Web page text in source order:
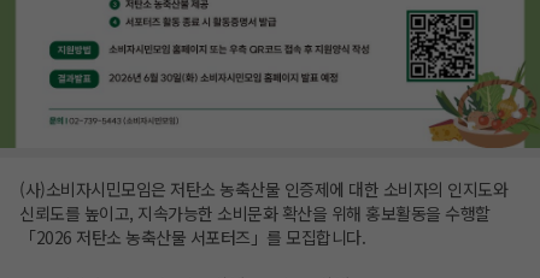
(사)소비자시민모임은 저탄소 농축산물 인증제에 대한 소비자의 인지도와
신뢰도를 높이고, 지속가능한 소비문화 확산을 위해 홍보활동을 수행할
「2026 저탄소 농축산물 서포터즈」를 모집합니다.